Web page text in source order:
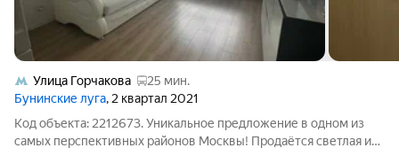
Улица Горчакова
25 мин.
Бунинские луга, 2 квартал 2021
Код объекта: 2212673. Уникальное предложение в одном из
самых перспективных районов Москвы! Продаётся светлая и